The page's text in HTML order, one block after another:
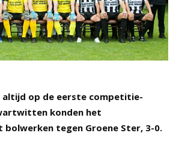
altijd op de eerste competitie-
konden het
bolwerken tegen Groene Ster, 3-0.